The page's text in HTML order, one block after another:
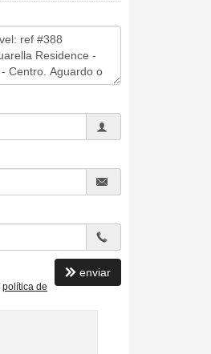
política de
enviar